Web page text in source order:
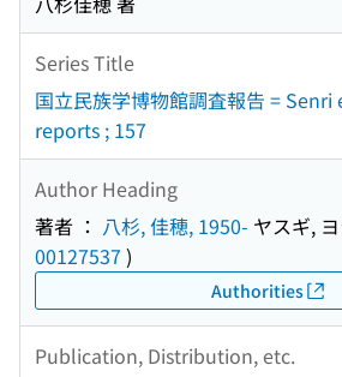
Series Title
国立民族学博物館調査報告 =
reports ; 157
Author Heading
著者 ： 八杉, 佳穂, 1950- ヤスギ,
00127537 )
Authorities
Publication, Distribution, etc.